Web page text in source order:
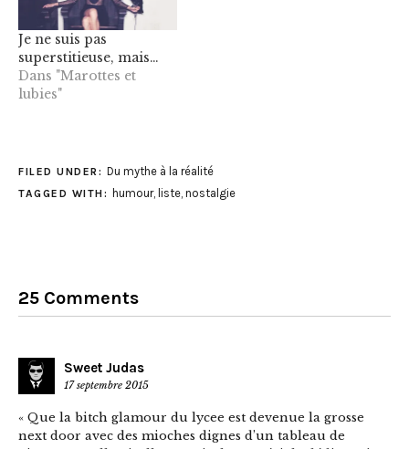
Je ne suis pas
superstitieuse, mais…
Dans "Marottes et
lubies"
FILED UNDER: Du mythe à la réalité
TAGGED WITH: humour, liste, nostalgie
25 Comments
Sweet Judas
17 septembre 2015
« Que la bitch glamour du lycee est devenue la grosse
next door avec des mioches dignes d’un tableau de